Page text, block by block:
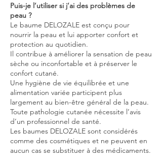
Puis-je l’utiliser si j’ai des problèmes de
peau ?
Le baume DELOZALE est conçu pour
nourrir la peau et lui apporter confort et
protection au quotidien.
Il contribue à améliorer la sensation de peau
sèche ou inconfortable et à préserver le
confort cutané.
Une hygiène de vie équilibrée et une
alimentation variée participent plus
largement au bien-être général de la peau.
Toute pathologie cutanée nécessite l’avis
d’un professionnel de santé.
Les baumes DELOZALE sont considérés
comme des cosmétiques et ne peuvent en
aucun cas se substituer à des médicaments.​